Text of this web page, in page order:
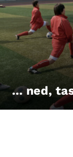
... ned,